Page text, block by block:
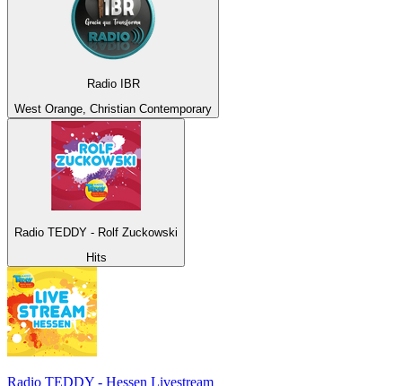
Radio IBR
West Orange, Christian Contemporary
Radio TEDDY - Rolf Zuckowski
Hits
Radio TEDDY - Hessen Livestream